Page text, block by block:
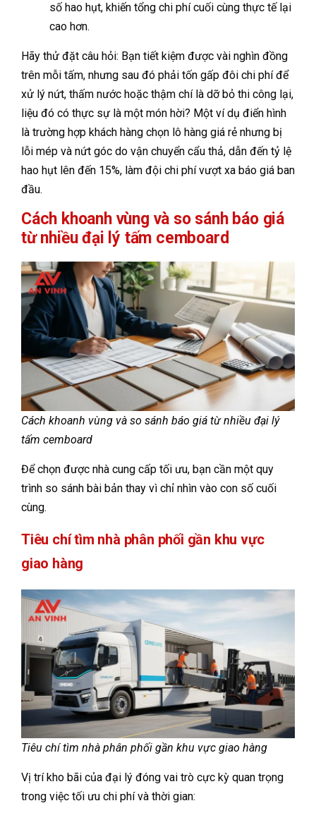
số hao hụt, khiến tổng chi phí cuối cùng thực tế lại
cao hơn.
Hãy thử đặt câu hỏi: Bạn tiết kiệm được vài nghìn đồng
trên mỗi tấm, nhưng sau đó phải tốn gấp đôi chi phí để
xử lý nứt, thấm nước hoặc thậm chí là dỡ bỏ thi công lại,
liệu đó có thực sự là một món hời? Một ví dụ điển hình
là trường hợp khách hàng chọn lô hàng giá rẻ nhưng bị
lỗi mép và nứt góc do vận chuyển cẩu thả, dẫn đến tỷ lệ
hao hụt lên đến 15%, làm đội chi phí vượt xa báo giá ban
đầu.
Cách khoanh vùng và so sánh báo giá
từ nhiều đại lý tấm cemboard
Cách khoanh vùng và so sánh báo giá từ nhiều đại lý
tấm cemboard
Để chọn được nhà cung cấp tối ưu, bạn cần một quy
trình so sánh bài bản thay vì chỉ nhìn vào con số cuối
cùng.
Tiêu chí tìm nhà phân phối gần khu vực
giao hàng
Tiêu chí tìm nhà phân phối gần khu vực giao hàng
Vị trí kho bãi của đại lý đóng vai trò cực kỳ quan trọng
trong việc tối ưu chi phí và thời gian: